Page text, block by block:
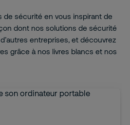
de sécurité en vous inspirant de
dont nos solutions de sécurité
entreprises, et découvrez
grâce à nos livres blancs et nos